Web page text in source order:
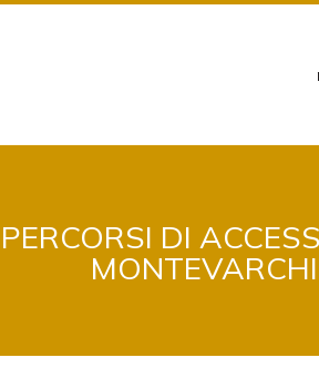
DI
MONTEVARCHI